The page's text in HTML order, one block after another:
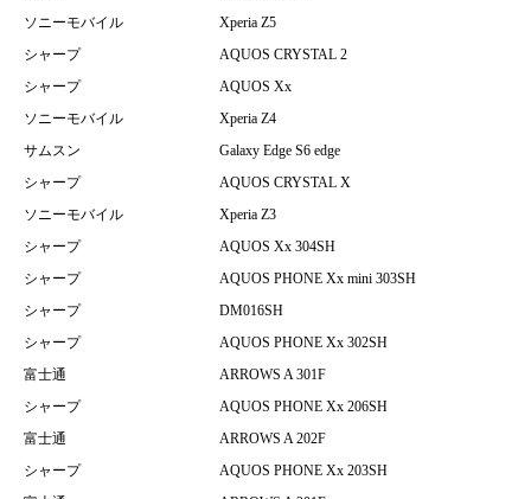
ソニーモバイル
Xperia Z5
シャープ
AQUOS CRYSTAL 2
シャープ
AQUOS Xx
ソニーモバイル
Xperia Z4
サムスン
Galaxy Edge S6 edge
シャープ
AQUOS CRYSTAL X
ソニーモバイル
Xperia Z3
シャープ
AQUOS Xx 304SH
シャープ
AQUOS PHONE Xx mini 303SH
シャープ
DM016SH
シャープ
AQUOS PHONE Xx 302SH
富士通
ARROWS A 301F
シャープ
AQUOS PHONE Xx 206SH
富士通
ARROWS A 202F
シャープ
AQUOS PHONE Xx 203SH